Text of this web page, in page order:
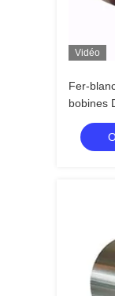
Vidéo
Fer-
bobines
8 de